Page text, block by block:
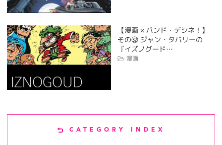
【漫画 × バンド・デシネ！】
その㉜ ジャン・タバリーの
『イズノグード…
漫画
CATEGORY INDEX